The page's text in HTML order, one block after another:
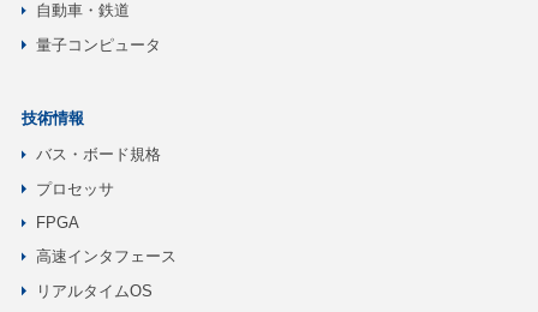
自動車・鉄道
量子コンピュータ
技術情報
バス・ボード規格
プロセッサ
FPGA
高速インタフェース
リアルタイムOS